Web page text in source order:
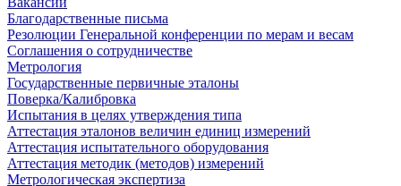
Благодарственные письма
Резолюции Генеральной конференции по мерам и весам
Соглашения о сотрудничестве
Метрология
Государственные первичные эталоны
Поверка/Калибровка
Испытания в целях утверждения типа
Аттестация эталонов величин единиц измерений
Аттестация испытательного оборудования
Аттестация методик (методов) измерений
Метрологическая экспертиза